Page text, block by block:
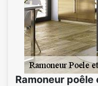
Ramoneur poêle